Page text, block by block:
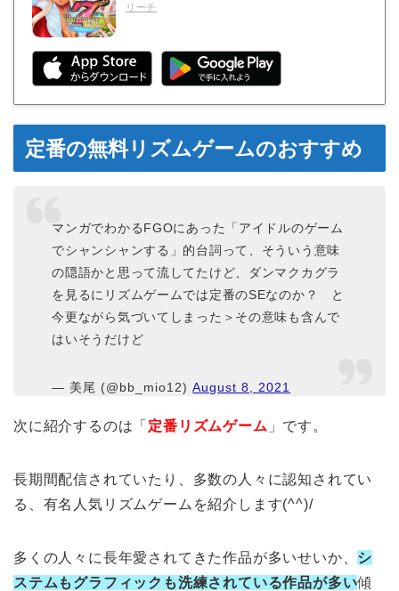
リーチ
定番の無料リズムゲームのおすすめ
マンガでわかるFGOにあった「アイドルのゲーム
でシャンシャンする」的台詞って、そういう意味
の隠語かと思って流してたけど、ダンマクカグラ
を見るにリズムゲームでは定番のSEなのか？ と
今更ながら気づいてしまった＞その意味も含んで
はいそうだけど
— 美尾 (@bb_mio12)August 8, 2021
次に紹介するのは「 定番リズムゲーム 」です。
長期間配信されていたり、多数の人々に認知されてい
る、有名人気リズムゲームを紹介します(^^)/
多くの人々に長年愛されてきた作品が多いせいか、 シ
ステムもグラフィックも洗練されている作品が多い傾